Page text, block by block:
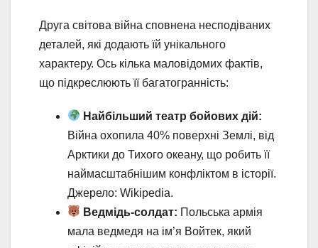
Друга світова війна сповнена несподіваних
деталей, які додають їй унікального
характеру. Ось кілька маловідомих фактів,
що підкреслюють її багатогранність:
Найбільший театр бойових дій:
Війна охопила 40% поверхні Землі, від
Арктики до Тихого океану, що робить її
наймасштабнішим конфліктом в історії.
Джерело: Wikipedia.
Ведмідь-солдат: Польська армія
мала ведмедя на ім’я Войтек, який